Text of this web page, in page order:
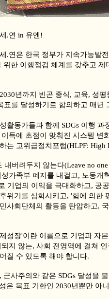
.연 in 유엔!
.연은 한국 정부가 지속가능발
위한 이행점검 체계를 갖추고
년까지 빈곤 종식, 교육, 성
표를 달성하기로 합의하고 매년
활동가들과 함께 SDGs 이행
득에 초점이 맞춰진 시스템 변
는 고위급정치포럼(HLPF: High
내버려두지 않는다(Leave no
가족부 폐지를 내걸고, 노동개
기업의 이익을 극대화하고, 공
위기를 심화시키고, '힘에 의한
사회단체의 활동을 탄압하고,
성장'이란 이름으로 기업과 자
지 않는, 사회 전영역에 걸쳐
질 수 있도록 해야 합니다.
군사주의와 같은 SDGs 달성을
은 목표 기한인 2030년뿐만 아